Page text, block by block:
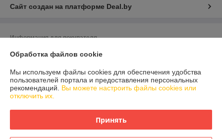
Сайт создан на платформе Deal.by
Информация для покупателя
Индивидуальный предприниматель:
223034 Республика Беларусь, г. Заславль­­­,­ микрорайон 2, д. 29Б, кв. 121
Регистрационный номер ЕГР: 690592626
УНП: 690592626
Дата регистрации компании: 28.11.2008
Обработка файлов cookie
Мы используем файлы cookies для обеспечения удобства
пользователей портала и предоставления персональных
рекомендаций. Вы можете настроить файлы cookies или
отключить их.
Принять